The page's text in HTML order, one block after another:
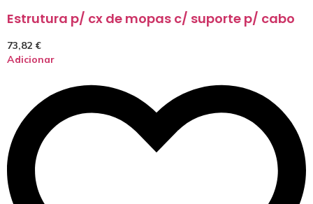
Estrutura p/ cx de mopas c/ suporte p/ cabo
73,82 €
Adicionar